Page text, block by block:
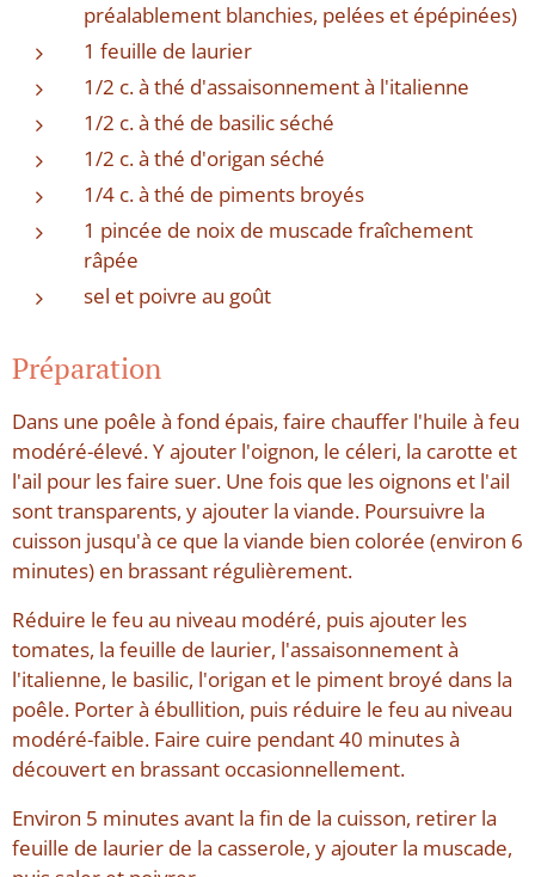
préalablement blanchies, pelées et épépinées)
1 feuille de laurier
1/2 c. à thé d'assaisonnement à l'italienne
1/2 c. à thé de basilic séché
1/2 c. à thé d'origan séché
1/4 c. à thé de piments broyés
1 pincée de noix de muscade fraîchement
râpée
sel et poivre au goût
Préparation
Dans une poêle à fond épais, faire chauffer l'huile à feu
modéré-élevé. Y ajouter l'oignon, le céleri, la carotte et
l'ail pour les faire suer. Une fois que les oignons et l'ail
sont transparents, y ajouter la viande. Poursuivre la
cuisson jusqu'à ce que la viande bien colorée (environ 6
minutes) en brassant régulièrement.
Réduire le feu au niveau modéré, puis ajouter les
tomates, la feuille de laurier, l'assaisonnement à
l'italienne, le basilic, l'origan et le piment broyé dans la
poêle. Porter à ébullition, puis réduire le feu au niveau
modéré-faible. Faire cuire pendant 40 minutes à
découvert en brassant occasionnellement.
Environ 5 minutes avant la fin de la cuisson, retirer la
feuille de laurier de la casserole, y ajouter la muscade,